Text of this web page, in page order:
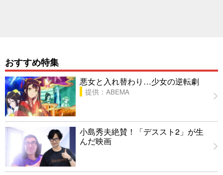
おすすめ特集
悪女と入れ替わり…少女の逆転劇
提供：ABEMA
小島秀夫絶賛！「デススト2」が生
んだ映画